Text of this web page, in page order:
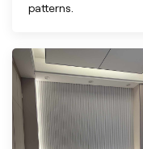
patterns.